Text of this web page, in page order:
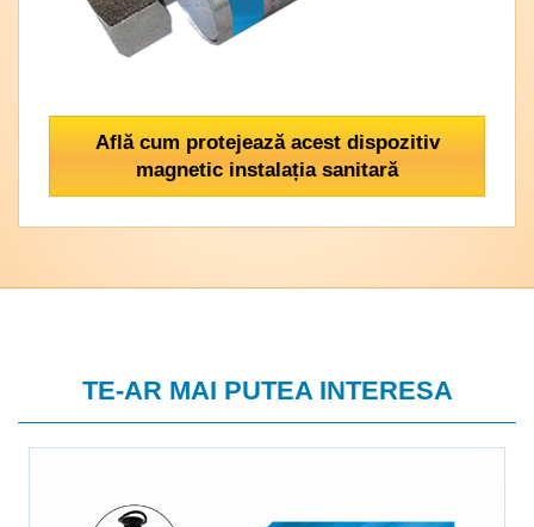
Află cum protejează acest dispozitiv
magnetic instalația sanitară
TE-AR MAI PUTEA INTERESA